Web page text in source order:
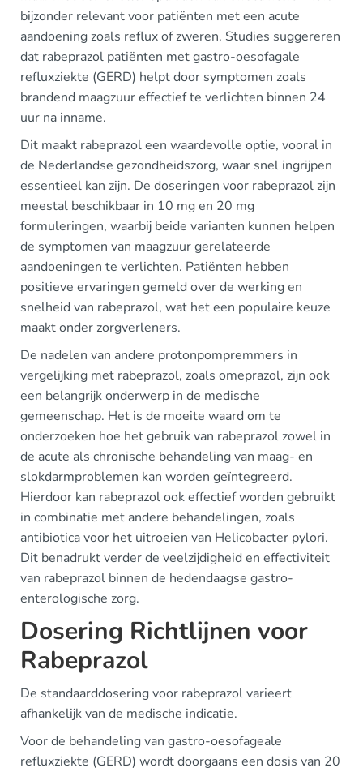
bijzonder relevant voor patiënten met een acute
aandoening zoals reflux of zweren. Studies suggereren
dat rabeprazol patiënten met gastro-oesofagale
refluxziekte (GERD) helpt door symptomen zoals
brandend maagzuur effectief te verlichten binnen 24
uur na inname.
Dit maakt rabeprazol een waardevolle optie, vooral in
de Nederlandse gezondheidszorg, waar snel ingrijpen
essentieel kan zijn. De doseringen voor rabeprazol zijn
meestal beschikbaar in 10 mg en 20 mg
formuleringen, waarbij beide varianten kunnen helpen
de symptomen van maagzuur gerelateerde
aandoeningen te verlichten. Patiënten hebben
positieve ervaringen gemeld over de werking en
snelheid van rabeprazol, wat het een populaire keuze
maakt onder zorgverleners.
De nadelen van andere protonpompremmers in
vergelijking met rabeprazol, zoals omeprazol, zijn ook
een belangrijk onderwerp in de medische
gemeenschap. Het is de moeite waard om te
onderzoeken hoe het gebruik van rabeprazol zowel in
de acute als chronische behandeling van maag- en
slokdarmproblemen kan worden geïntegreerd.
Hierdoor kan rabeprazol ook effectief worden gebruikt
in combinatie met andere behandelingen, zoals
antibiotica voor het uitroeien van Helicobacter pylori.
Dit benadrukt verder de veelzijdigheid en effectiviteit
van rabeprazol binnen de hedendaagse gastro-
enterologische zorg.
Dosering Richtlijnen voor
Rabeprazol
De standaarddosering voor rabeprazol varieert
afhankelijk van de medische indicatie.
Voor de behandeling van gastro-oesofageale
refluxziekte (GERD) wordt doorgaans een dosis van 20